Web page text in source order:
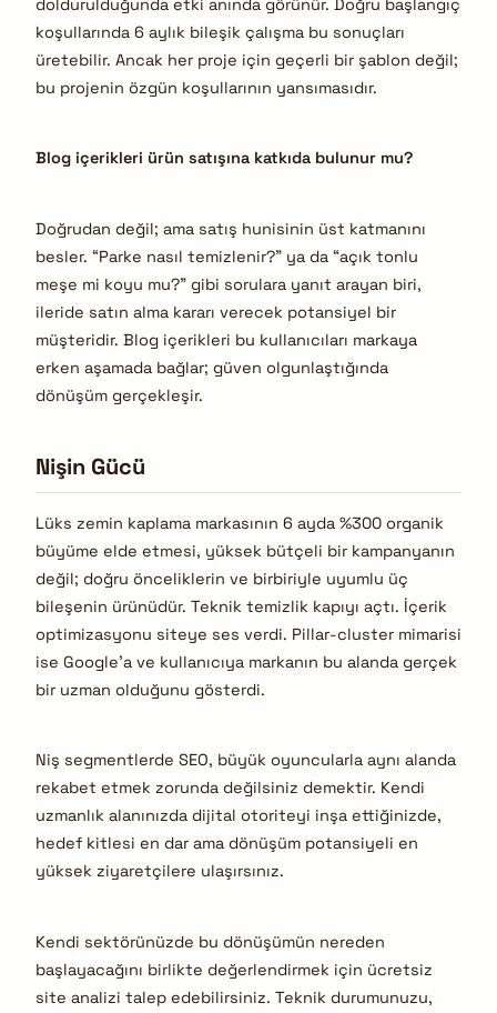
doldurulduğunda etki anında görünür. Doğru başlangıç
koşullarında 6 aylık bileşik çalışma bu sonuçları
üretebilir. Ancak her proje için geçerli bir şablon değil;
bu projenin özgün koşullarının yansımasıdır.
Blog içerikleri ürün satışına katkıda bulunur mu?
Doğrudan değil; ama satış hunisinin üst katmanını
besler. “Parke nasıl temizlenir?” ya da “açık tonlu
meşe mi koyu mu?” gibi sorulara yanıt arayan biri,
ileride satın alma kararı verecek potansiyel bir
müşteridir. Blog içerikleri bu kullanıcıları markaya
erken aşamada bağlar; güven olgunlaştığında
dönüşüm gerçekleşir.
Nişin Gücü
Lüks zemin kaplama markasının 6 ayda %300 organik
büyüme elde etmesi, yüksek bütçeli bir kampanyanın
değil; doğru önceliklerin ve birbiriyle uyumlu üç
bileşenin ürünüdür. Teknik temizlik kapıyı açtı. İçerik
optimizasyonu siteye ses verdi. Pillar-cluster mimarisi
ise Google’a ve kullanıcıya markanın bu alanda gerçek
bir uzman olduğunu gösterdi.
Niş segmentlerde SEO, büyük oyuncularla aynı alanda
rekabet etmek zorunda değilsiniz demektir. Kendi
uzmanlık alanınızda dijital otoriteyi inşa ettiğinizde,
hedef kitlesi en dar ama dönüşüm potansiyeli en
yüksek ziyaretçilere ulaşırsınız.
Kendi sektörünüzde bu dönüşümün nereden
başlayacağını birlikte değerlendirmek için ücretsiz
site analizi talep edebilirsiniz. Teknik durumunuzu,